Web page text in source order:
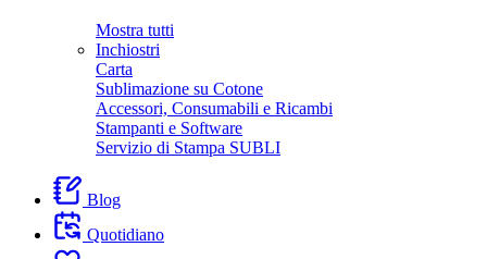
Mostra tutti
Inchiostri
Carta
Sublimazione su Cotone
Accessori, Consumabili e Ricambi
Stampanti e Software
Servizio di Stampa SUBLI
Blog
Quotidiano